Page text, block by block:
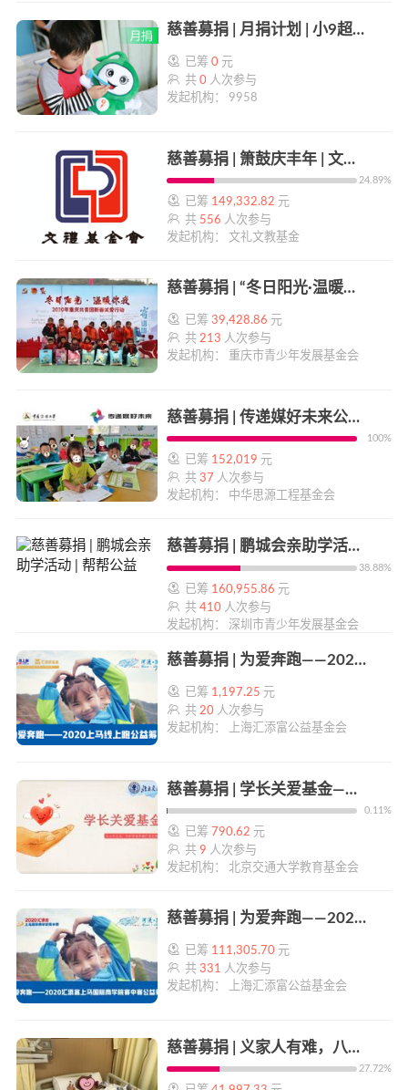
慈善募捐 | 月捐计划 | 小9超人急救行动 | 帮帮公益
已筹0 元
共0 人次参与
发起机构： 9958
慈善募捐 | 箫鼓庆丰年 | 文礼书院辛丑（2021）春节春联乐捐活动 | 帮帮公益
24.89%
已筹 149,332.82 元
共 556 人次参与
发起机构： 文礼文教基金
慈善募捐 | “冬日阳光·温暖你我”重庆共青团新春关爱行动 | 帮帮公益
已筹39,428.86 元
共213 人次参与
发起机构： 重庆市青少年发展基金会
慈善募捐 | 传递媒好未来公益助学 | 帮帮公益
100%
已筹 152,019 元
共37 人次参与
发起机构： 中华思源工程基金会
慈善募捐 | 鹏城会亲助学活动 | 帮帮公益
38.88%
已筹 160,955.86 元
共410 人次参与
发起机构： 深圳市青少年发展基金会
慈善募捐 | 为爱奔跑——2020上马线上跑公益筹款 | 帮帮公益
已筹 1,197.25 元
共20 人次参与
发起机构： 上海汇添富公益基金会
慈善募捐 | 学长关爱基金—爱心车票 | 帮帮公益
0.11%
已筹 790.62 元
共9 人次参与
发起机构： 北京交通大学教育基金会
慈善募捐 | 为爱奔跑——2020汇添富上马国际商学院赛中赛公益筹款 | 帮帮公益
已筹 111,305.70 元
共331 人次参与
发起机构： 上海汇添富公益基金会
慈善募捐 | 义家人有难，八方来相助 | 帮帮公益
27.72%